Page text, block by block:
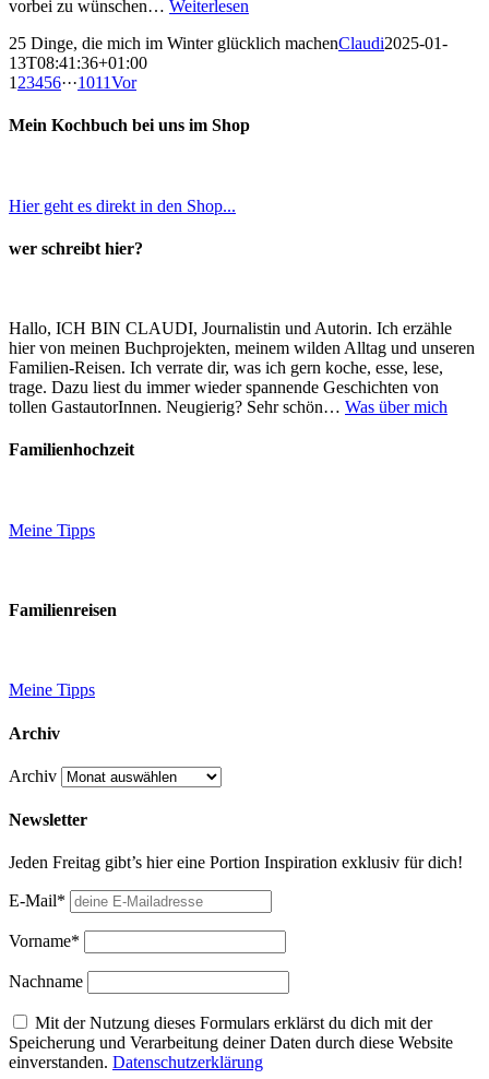
vorbei zu wünschen… Weiterlesen
25 Dinge, die mich im Winter glücklich machenClaudi2025-01-
13T08:41:36+01:00
1 23456···1011Vor
Mein Kochbuch bei uns im Shop
Hier geht es direkt in den Shop...
wer schreibt hier?
Hallo, ICH BIN CLAUDI, Journalistin und Autorin. Ich erzähle
hier von meinen Buchprojekten, meinem wilden Alltag und unseren
Familien-Reisen. Ich verrate dir, was ich gern koche, esse, lese,
trage. Dazu liest du immer wieder spannende Geschichten von
tollen GastautorInnen. Neugierig? Sehr schön… Was über mich
Familienhochzeit
Meine Tipps
Familienreisen
Meine Tipps
Archiv
Archiv
Newsletter
Jeden Freitag gibt’s hier eine Portion Inspiration exklusiv für dich!
E-Mail*
Vorname*
Nachname
Mit der Nutzung dieses Formulars erklärst du dich mit der
Speicherung und Verarbeitung deiner Daten durch diese Website
einverstanden. Datenschutzerklärung